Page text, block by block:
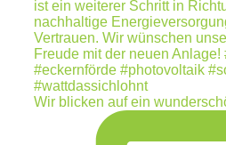
Wir blicken auf ein